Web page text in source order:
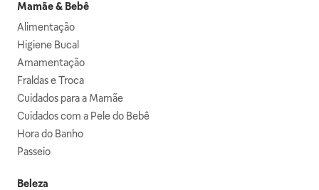
Mamãe & Bebê
Alimentação
Higiene Bucal
Amamentação
Fraldas e Troca
Cuidados para a Mamãe
Cuidados com a Pele do Bebê
Hora do Banho
Passeio
Beleza